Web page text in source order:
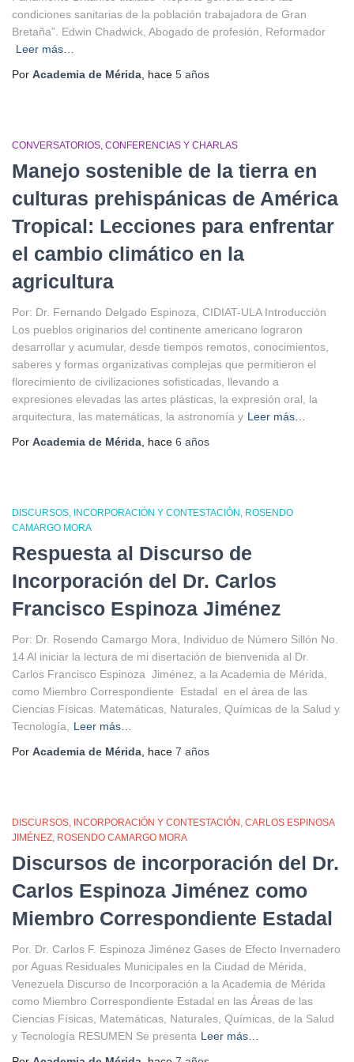
condiciones sanitarias de la población trabajadora de Gran
Bretaña”. Edwin Chadwick, Abogado de profesión, Reformador
Leer más…
Por Academia de Mérida , hace 5 años
CONVERSATORIOS CONFERENCIAS Y CHARLAS
Manejo sostenible de la tierra en
culturas prehispánicas de América
Tropical: Lecciones para enfrentar
el cambio climático en la
agricultura
Por: Dr. Fernando Delgado Espinoza, CIDIAT-ULA Introducción
Los pueblos originarios del continente americano lograron
desarrollar y acumular, desde tiempos remotos, conocimientos,
saberes y formas organizativas complejas que permitieron el
florecimiento de civilizaciones sofisticadas, llevando a
expresiones elevadas las artes plásticas, la expresión oral, la
arquitectura, las matemáticas, la astronomía y Leer más…
Por Academia de Mérida , hace 6 años
DISCURSOS INCORPORACIÓN Y CONTESTACIÓN
ROSENDO
CAMARGO MORA
Respuesta al Discurso de
Incorporación del Dr. Carlos
Francisco Espinoza Jiménez
Por: Dr. Rosendo Camargo Mora, Individuo de Número Sillón No.
14 Al iniciar la lectura de mi disertación de bienvenida al Dr.
Carlos Francisco Espinoza Jiménez, a la Academia de Mérida,
como Miembro Correspondiente Estadal en el área de las
Ciencias Físicas. Matemáticas, Naturales, Químicas de la Salud y
Tecnología,
Leer más…
Por Academia de Mérida , hace 7 años
DISCURSOS INCORPORACIÓN Y CONTESTACIÓN CARLOS ESPINOSA
JIMÉNEZ ROSENDO CAMARGO MORA
Discursos de incorporación del Dr.
Carlos Espinoza Jiménez como
Miembro Correspondiente Estadal
Por. Dr. Carlos F. Espinoza Jiménez Gases de Efecto Invernadero
por Aguas Residuales Municipales en la Ciudad de Mérida,
Venezuela Discurso de Incorporación a la Academia de Mérida
como Miembro Correspondiente Estadal en las Áreas de las
Ciencias Físicas, Matemáticas, Naturales, Químicas, de la Salud
y Tecnología RESUMEN Se presenta Leer más…